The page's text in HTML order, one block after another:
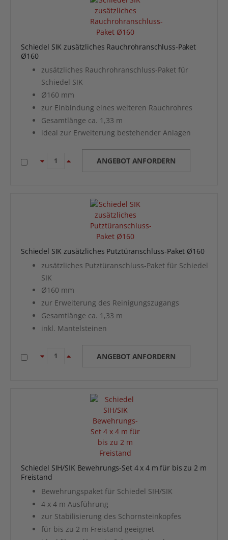
Schiedel SIK zusätzliches Rauchrohranschluss-Paket
Ø160
zusätzliches Rauchrohranschluss-Paket für
Schiedel SIK
Ø160 mm
zur Einbindung eines weiteren Rauchrohres
Gesamtlänge ca. 1,33 m
ideal zur Erweiterung bestehender Anlagen
ANGEBOT ANFORDERN
Schiedel SIK zusätzliches Putztüranschluss-Paket Ø160
zusätzliches Putztüranschluss-Paket für Schiedel
SIK
Ø160 mm
zur Erweiterung des Reinigungszugangs
Gesamtlänge ca. 1,33 m
inkl. Mantelsteinen
ANGEBOT ANFORDERN
Schiedel SIH/SIK Bewehrungs-Set 4 x 4 m für bis zu 2 m
Freistand
Bewehrungspaket für Schiedel SIH/SIK
4 x 4 m Ausführung
zur Stabilisierung des Schornsteinkopfes
für bis zu 2 m Freistand geeignet